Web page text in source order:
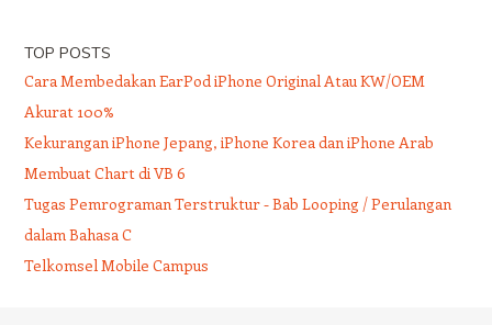
TOP POSTS
Cara Membedakan EarPod iPhone Original Atau KW/OEM
Akurat 100%
Kekurangan iPhone Jepang, iPhone Korea dan iPhone Arab
Membuat Chart di VB 6
Tugas Pemrograman Terstruktur - Bab Looping / Perulangan
dalam Bahasa C
Telkomsel Mobile Campus